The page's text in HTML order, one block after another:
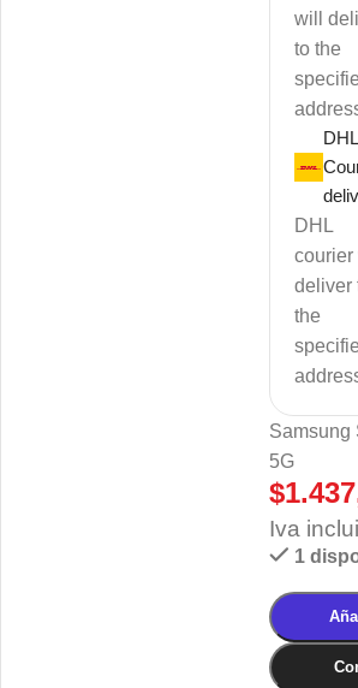
will
to the
DHL
DHL
courier
deliver
the
Samsung
5G
$
Iva
1